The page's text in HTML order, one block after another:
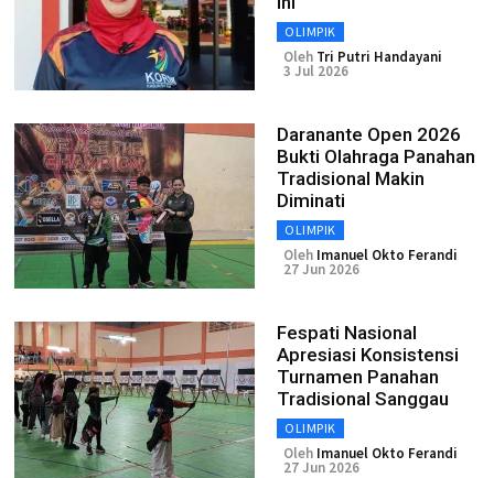
OLIMPIK
Oleh Tri Putri Handayani
3 Jul 2026
Daranante Open 2026
Bukti Olahraga Panahan
Tradisional Makin
Diminati
OLIMPIK
Oleh Imanuel Okto Ferandi
27 Jun 2026
Fespati Nasional
Apresiasi Konsistensi
Turnamen Panahan
Tradisional Sanggau
OLIMPIK
Oleh Imanuel Okto Ferandi
27 Jun 2026